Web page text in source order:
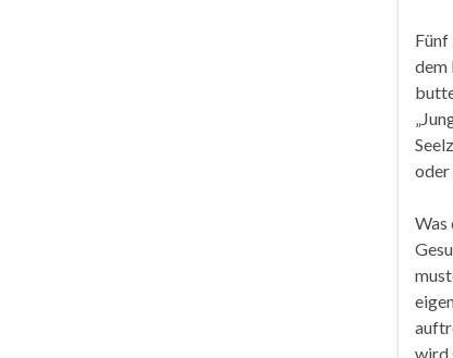
Fünf
dem
oder
Was
wird